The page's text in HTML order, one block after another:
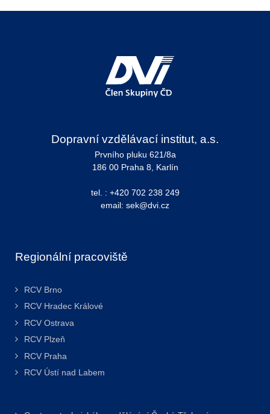
Dopravní vzdělávací institut, a.s.
Prvního pluku 621/8a
186 00 Praha 8, Karlín
tel. : +420 702 238 249
email: sek@dvi.cz
Regionální pracoviště
RCV Brno
RCV Hradec Králové
RCV Ostrava
RCV Plzeň
RCV Praha
RCV Ústí nad Labem